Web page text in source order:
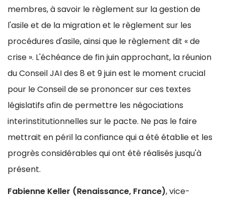
membres, à savoir le règlement sur la gestion de
l'asile et de la migration et le règlement sur les
procédures d'asile, ainsi que le règlement dit « de
crise ». L'échéance de fin juin approchant, la réunion
du Conseil JAI des 8 et 9 juin est le moment crucial
pour le Conseil de se prononcer sur ces textes
législatifs afin de permettre les négociations
interinstitutionnelles sur le pacte. Ne pas le faire
mettrait en péril la confiance qui a été établie et les
progrès considérables qui ont été réalisés jusqu'à
présent.
Fabienne Keller (Renaissance, France), vice-